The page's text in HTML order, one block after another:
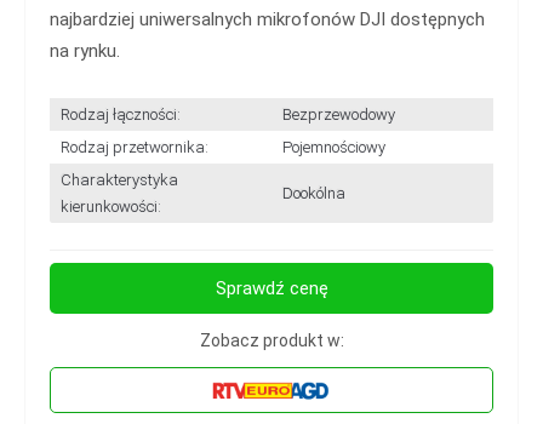
najbardziej uniwersalnych mikrofonów DJI dostępnych
na rynku.
Rodzaj łączności:
Bezprzewodowy
Rodzaj przetwornika:
Pojemnościowy
Charakterystyka
kierunkowości:
Dookólna
Sprawdź cenę
Zobacz produkt w: